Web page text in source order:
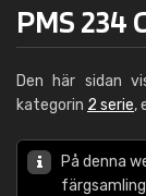
PMS 234
Den här sidan
kategorin 2 serie,
På denna